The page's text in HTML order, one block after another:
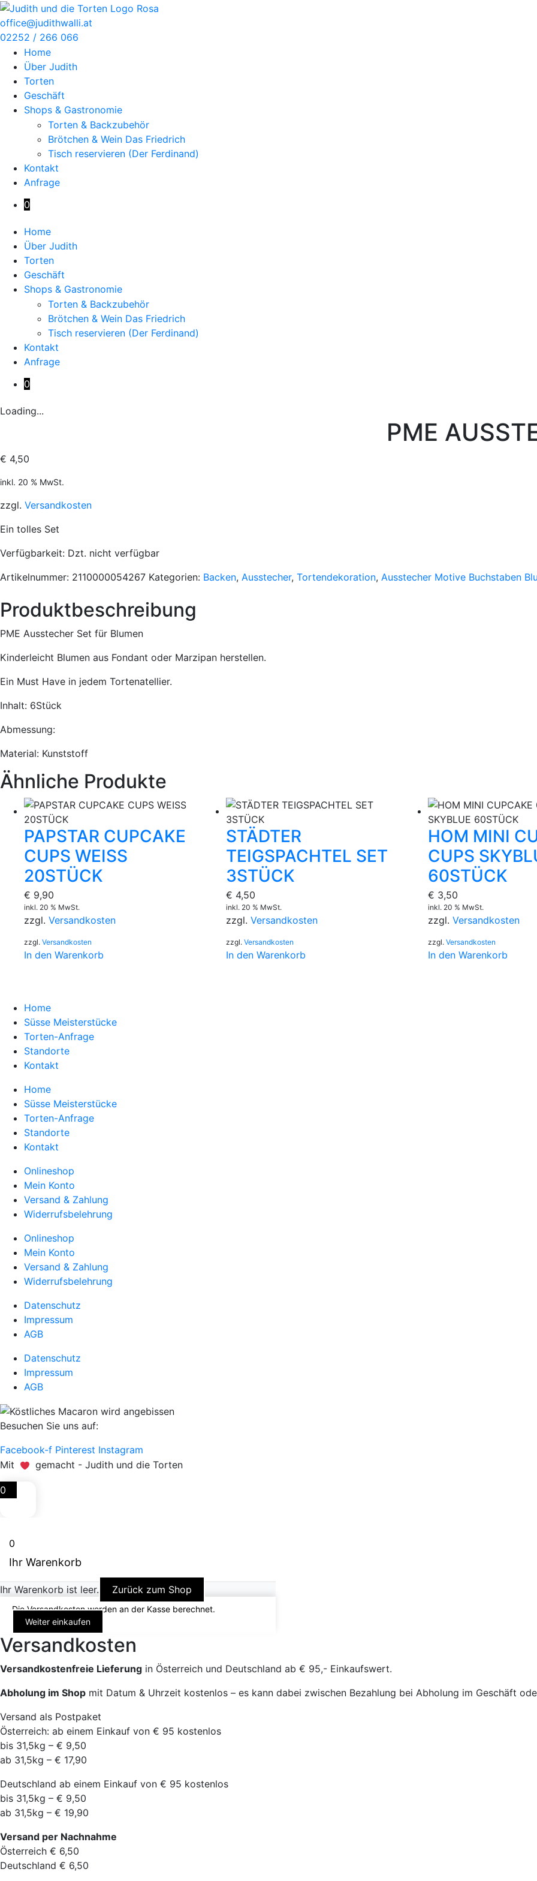
Zum
Inhalt
springen
office@judithwalli.at
02252 / 266 066
Home
Über Judith
Torten
Geschäft
Shops & Gastronomie
Torten & Backzubehör
Brötchen & Wein Das Friedrich
Tisch reservieren (Der Ferdinand)
Kontakt
Anfrage
0
Home
Über Judith
Torten
Geschäft
Shops & Gastronomie
Torten & Backzubehör
Brötchen & Wein Das Friedrich
Tisch reservieren (Der Ferdinand)
Kontakt
Anfrage
0
Loading...
PME
€ 4,50
inkl. 20 % MwSt.
zzgl. Versandkosten
Ein tolles Set
Verfügbarkeit: Dzt. nicht verfügbar
Artikelnummer: 2110000054267 Kategorien: Backen, Ausstecher, Tortendekoration, Ausstecher Motive Buchstaben
Produktbeschreibung
PME Ausstecher Set für Blumen
Kinderleicht Blumen aus Fondant oder Marzipan herstellen.
Ein Must Have in jedem Tortenatellier.
Inhalt: 6Stück
Abmessung:
Material: Kunststoff
Ähnliche Produkte
PAPSTAR CUPCAKE
CUPS WEISS
20STÜCK
€ 9,90
inkl. 20 % MwSt.
zzgl. Versandkosten
zzgl. Versandkosten
In den Warenkorb
STÄDTER
TEIGSPACHTEL SET
3STÜCK
€ 4,50
inkl. 20 % MwSt.
zzgl.Versandkosten
zzgl.Versandkosten
In den Warenkorb
HOM MINI
CUPS
60STÜCK
€ 3,50
inkl. 20 % MwSt.
zzgl.Versandkosten
zzgl.Versandkosten
In den Warenkorb
Home
Süsse Meisterstücke
Torten-Anfrage
Standorte
Kontakt
Home
Süsse Meisterstücke
Torten-Anfrage
Standorte
Kontakt
Onlineshop
Mein Konto
Versand & Zahlung
Widerrufsbelehrung
Onlineshop
Mein Konto
Versand & Zahlung
Widerrufsbelehrung
Datenschutz
Impressum
AGB
Datenschutz
Impressum
AGB
Besuchen Sie uns auf:
Facebook-f Pinterest Instagram
Mit
gemacht - Judith und die Torten
0
0
Ihr Warenkorb
Ihr Warenkorb ist leer. Zurück zum Shop
Die Versandkosten werden an der Kasse berechnet.
Weiter einkaufen
Versandkosten
Versandkostenfreie Lieferung in Österreich und Deutschland ab € 95,- Einkaufswert.
Abholung im Shop mit Datum & Uhrzeit kostenlos – es kann dabei zwischen Bezahlung bei Abholung im Geschäft
Versand als Postpaket
Österreich: ab einem Einkauf von € 95 kostenlos
bis 31,5kg – € 9,50
ab 31,5kg – € 17,90
Deutschland ab einem Einkauf von € 95 kostenlos
bis 31,5kg – € 9,50
ab 31,5kg – € 19,90
Versand per Nachnahme
Österreich € 6,50
Deutschland € 6,50